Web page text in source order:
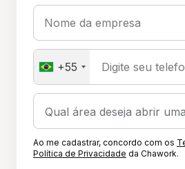
Nome da empresa
+55 Digite seu
Ao me cadastrar, concordo com os
Política de Privacidade da Chawork.